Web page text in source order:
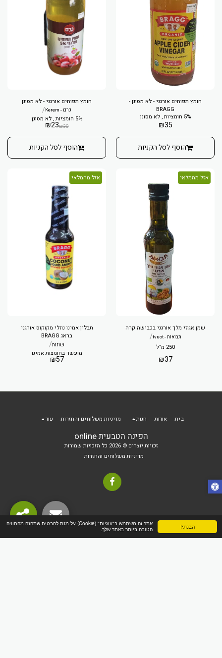
הבנתי!
אתר זה משתמש ב"עוגיות" (Cookie) על-מנת להבטיח שתהנה מהחוויה
הטובה ביותר באתר שלך.
חומץ תפוחים אורגני - לא מסונן -
BRAGG
5% חומציות , לא מסונן
₪35
הוסף לסל הקניות
חומץ תפוחים אורגני - לא מסונן
כרם - Kerem /
5% חומציות , לא מסונן
₪30
₪23
הוסף לסל הקניות
אזל מהמלאי
שמן אגוזי מלך אורגני בכבישה קרה
תבואות - tvuot /
250 מ"ל
₪37
אזל מהמלאי
תבלין אמינו נוזלי מקוקוס אורגני
בראג BRAGG
שונות/
מועשר בחומצות אמינו
₪57
הפינה הטבעית online
זכויות יוצרים © 2026 כל הזכויות שמורות
מדיניות משלוחים והחזרות
בית אודות חנות מדיניות משלוחים והחזרות עוד